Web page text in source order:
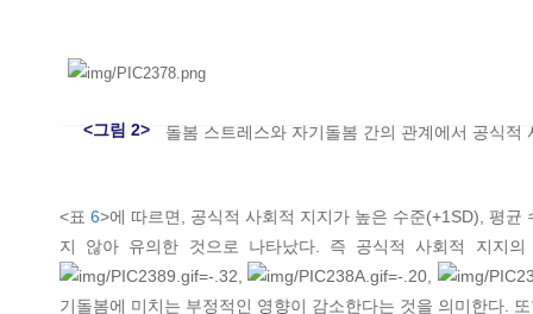
<그림 2> 돌봄 스트레스와 자기돌봄 간의 관계에서 공식적
<표6>에 따르면, 공식적 사회적 지지가 높은 수준(+1SD), 평
지 않아 유의한 것으로 나타났다. 즉 공식적 사회적 지지
=-.32,
=-.20,
기돌봄에 미치는 부정적인 영향이 감소한다는 것을 의미한다.